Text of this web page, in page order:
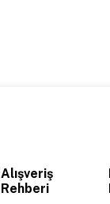
Alışveriş
Rehberi